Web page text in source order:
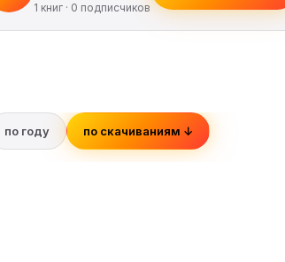
1 книг · 0 подписчиков
по году по скачиваниям ↓